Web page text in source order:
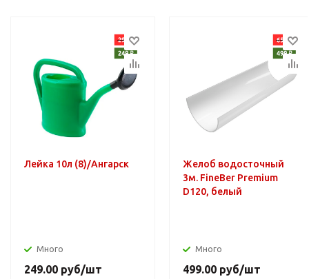
Лейка 10л (8)/Ангарск
Много
249.00 руб/шт
Желоб водосточный
3м. FineBer Premium
D120, белый
Много
499.00 руб/шт